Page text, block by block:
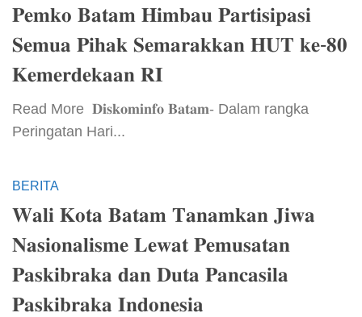
𝐏𝐞𝐦𝐤𝐨 𝐁𝐚𝐭𝐚𝐦 𝐇𝐢𝐦𝐛𝐚𝐮 𝐏𝐚𝐫𝐭𝐢𝐬𝐢𝐩𝐚𝐬𝐢
𝐒𝐞𝐦𝐮𝐚 𝐏𝐢𝐡𝐚𝐤 𝐒𝐞𝐦𝐚𝐫𝐚𝐤𝐤𝐚𝐧 𝐇𝐔𝐓 𝐤𝐞-𝟖𝟎
𝐊𝐞𝐦𝐞𝐫𝐝𝐞𝐤𝐚𝐚𝐧 𝐑𝐈
​Read More ​ 𝐃𝐢𝐬𝐤𝐨𝐦𝐢𝐧𝐟𝐨 𝐁𝐚𝐭𝐚𝐦- Dalam rangka
Peringatan Hari...
BERITA
𝐖𝐚𝐥𝐢 𝐊𝐨𝐭𝐚 𝐁𝐚𝐭𝐚𝐦 𝐓𝐚𝐧𝐚𝐦𝐤𝐚𝐧 𝐉𝐢𝐰𝐚
𝐍𝐚𝐬𝐢𝐨𝐧𝐚𝐥𝐢𝐬𝐦𝐞 𝐋𝐞𝐰𝐚𝐭 𝐏𝐞𝐦𝐮𝐬𝐚𝐭𝐚𝐧
𝐏𝐚𝐬𝐤𝐢𝐛𝐫𝐚𝐤𝐚 𝐝𝐚𝐧 𝐃𝐮𝐭𝐚 𝐏𝐚𝐧𝐜𝐚𝐬𝐢𝐥𝐚
𝐏𝐚𝐬𝐤𝐢𝐛𝐫𝐚𝐤𝐚 𝐈𝐧𝐝𝐨𝐧𝐞𝐬𝐢𝐚